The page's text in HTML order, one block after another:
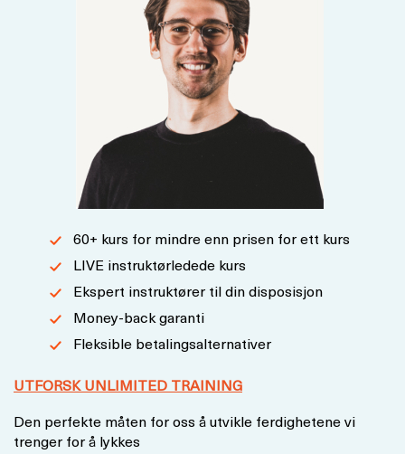
60+ kurs for mindre enn prisen for ett kurs
LIVE instruktørledede kurs
Ekspert instruktører til din disposisjon
Money-back garanti
Fleksible betalingsalternativer
UTFORSK UNLIMITED TRAINING
Den perfekte måten for oss å utvikle ferdighetene vi
trenger for å lykkes